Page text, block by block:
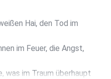
Hai, den Tod im
im Feuer, die Angst,
was im Traum überhaupt